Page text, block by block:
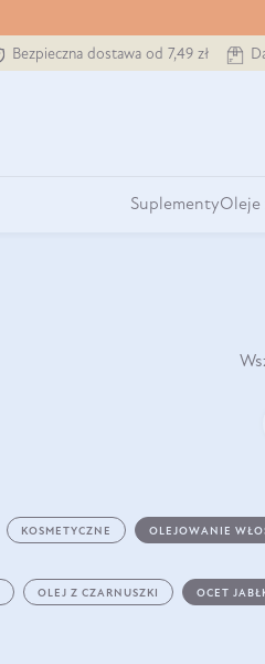
Bezpieczna dostawa od 7,49 zł
SuplementyOleje
KOSMETYCZNE OLEJOWANIE
OLEJ Z CZARNUSZKI OCET